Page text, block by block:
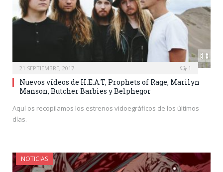
21 SEPTIEMBRE, 2017 1
Nuevos vídeos de H.E.A.T, Prophets of Rage, Marilyn
Manson, Butcher Barbies y Belphegor
Aquí os recopilamos los estrenos vidoegráficos de los últimos
días.
NOTICIAS